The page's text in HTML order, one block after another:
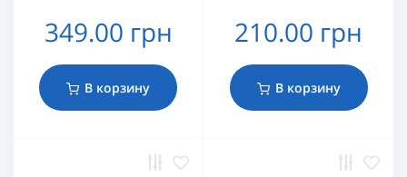
349.00 грн
В корзину
210.00 грн
В корзину